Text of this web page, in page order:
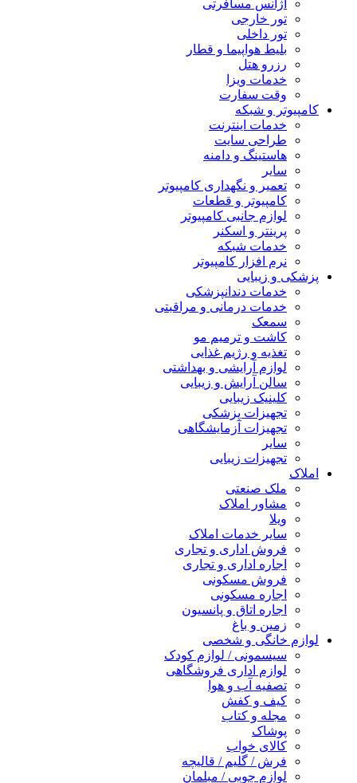
آژانس مسافرتی
تور خارجی
تور داخلی
بلیط هواپیما و قطار
رزرو هتل
خدمات ویزا
وقت سفارت
کامپیوتر و شبکه
خدمات اینترنت
طراحی سایت
هاستینگ و دامنه
سایر
تعمیر و نگهداری کامپیوتر
کامپیوتر و قطعات
لوازم جانبی کامپیوتر
پرینتر و اسکنر
خدمات شبکه
نرم افزار کامپیوتر
پزشکی و زیبایی
خدمات دندانپزشکی
خدمات درمانی و مراقبتی
سمعک
کاشت و ترمیم مو
تغذیه و رژیم غذایی
لوازم آرایشی و بهداشتی
سالن آرایش و زیبایی
کلینیک زیبایی
تجهیزات پزشکی
تجهیزات آزمایشگاهی
سایر
تجهیزات زیبایی
املاک
ملک صنعتی
مشاور املاک
ویلا
سایر خدمات املاک
فروش اداری و تجاری
اجاره اداری و تجاری
فروش مسکونی
اجاره مسکونی
اجاره اتاق و پانسیون
زمین و باغ
لوازم خانگی و شخصی
سیسمونی / لوازم کودک
لوازم اداری فروشگاهی
تصفیه آب و هوا
کیف و کفش
مجله و کتاب
پوشاک
کالای خواب
فرش / گلیم / قالیچه
لوازم چوبی / مبلمان